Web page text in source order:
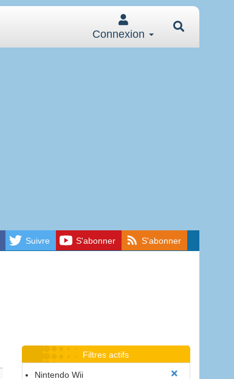
Connexion
Suivre S'abonner S'abonner
Filtres actifs
Nintendo Wii